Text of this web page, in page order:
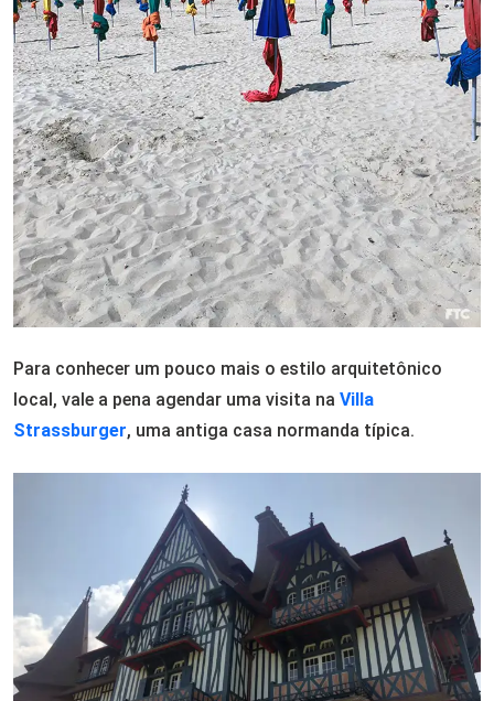
Para conhecer um pouco mais o estilo arquitetônico
local, vale a pena agendar uma visita na Villa
Strassburger, uma antiga casa normanda típica.